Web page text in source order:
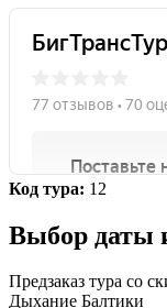
Код тура: 12
Выбор даты
Предзаказ тура со
Дыхание Балтики